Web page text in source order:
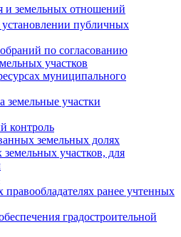
и земельных отношений
публичных
по согласованию
участков
муниципального
участки
контроль
земельных долях
участков, для
ранее учтенных
градостроительной